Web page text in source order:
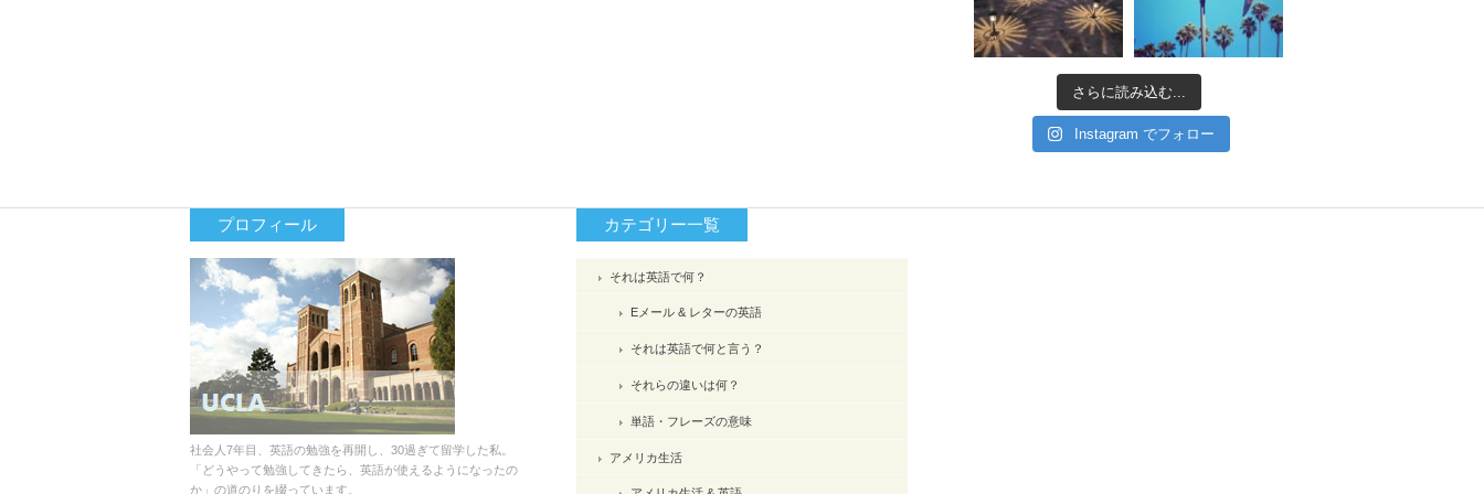
さらに読み込む...
Instagram でフォロー
プロフィール
社会人7年目、英語の勉強を再開し、30過ぎて留学した私。
「どうやって勉強してきたら、英語が使えるようになったの
か」の道のりを綴っています。
カテゴリー一覧
それは英語で何？
Eメール & レターの英語
それは英語で何と言う？
それらの違いは何？
単語・フレーズの意味
アメリカ生活